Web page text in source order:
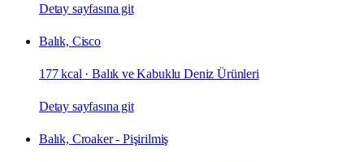
Detay sayfasına git
Balık, Cisco
177 kcal ·Balık ve Kabuklu Deniz Ürünleri
Detay sayfasına git
Balık, Croaker - Pişirilmiş